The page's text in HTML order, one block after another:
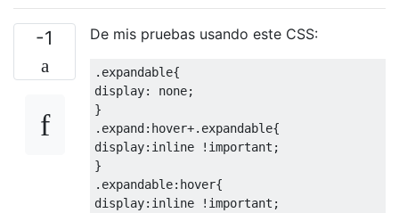
-1 De mis pruebas usando este CSS:
. expandable{
display: none;
}
. expand: hover+. expandable{
display: inline ! important ;
}
. expandable: hover{
display: inline ! important ;